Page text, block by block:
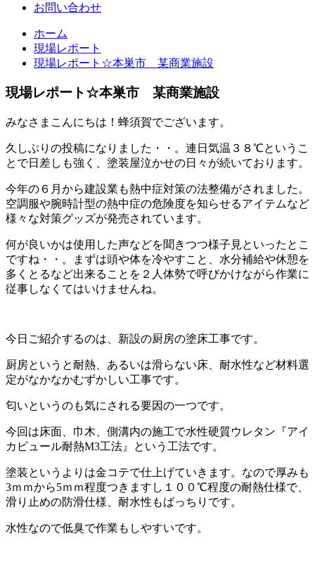
お問い合わせ
ホーム
現場レポート
現場レポート☆本巣市 某商業施設
現場レポート☆本巣市 某商業施設
みなさまこんにちは！蜂須賀でございます。
久しぶりの投稿になりました・・。連日気温３８℃というこ
とで日差しも強く、塗装屋泣かせの日々が続いております。
今年の６月から建設業も熱中症対策の法整備がされました。
空調服や腕時計型の熱中症の危険度を知らせるアイテムなど
様々な対策グッズが発売されています。
何が良いかは使用した声などを聞きつつ様子見といったとこ
ですね・・。まずは頭や体を冷やすこと、水分補給や休憩を
多くとるなど出来ることを２人体勢で呼びかけながら作業に
従事しなくてはいけませんね。
今日ご紹介するのは、新設の厨房の塗床工事です。
厨房というと耐熱、あるいは滑らない床、耐水性など材料選
定がなかなかむずかしい工事です。
匂いというのも気にされる要因の一つです。
今回は床面、巾木、側溝内の施工で水性硬質ウレタン『アイ
カピュール耐熱M3工法』という工法です。
塗装というよりは金コテで仕上げていきます。なので厚みも
3ｍｍから5ｍｍ程度つきますし１００℃程度の耐熱仕様で、
滑り止めの防滑仕様、耐水性もばっちりです。
水性なので低臭で作業もしやすいです。